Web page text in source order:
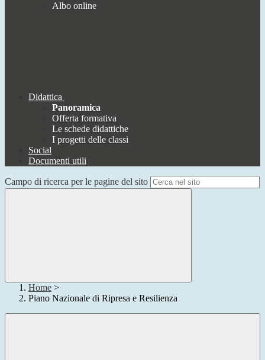
Albo online
Didattica
Panoramica
Offerta formativa
Le schede didattiche
I progetti delle classi
Social
Documenti utili
Campo di ricerca per le pagine del sito
Home >
Piano Nazionale di Ripresa e Resilienza